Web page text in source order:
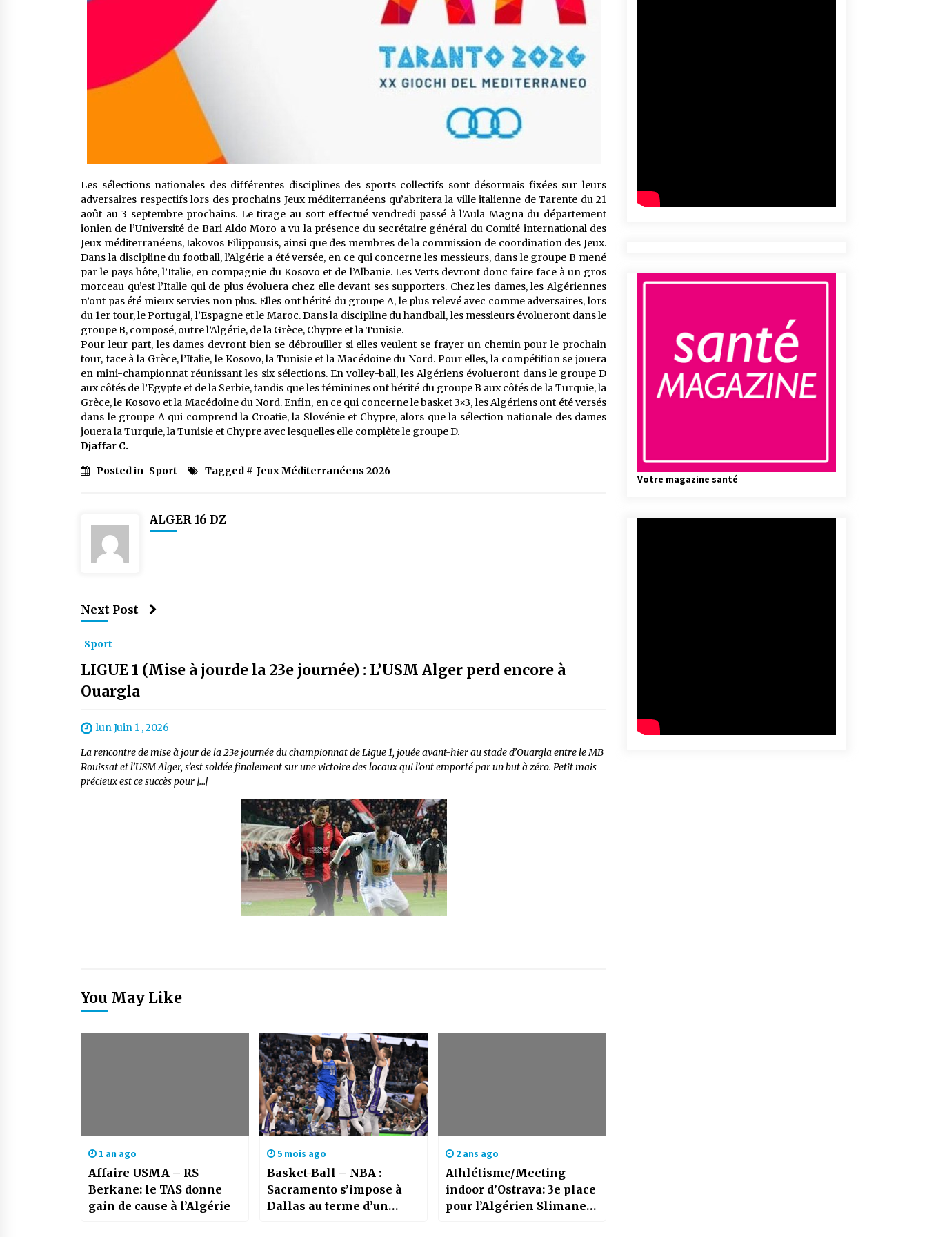
Les sélections nationales des différentes disciplines des sports collectifs sont désormais fixées sur leurs
adversaires respectifs lors des prochains Jeux méditerranéens qu’abritera la ville italienne de Tarente du 21
août au 3 septembre prochains. Le tirage au sort effectué vendredi passé à l’Aula Magna du département
ionien de l’Université de Bari Aldo Moro a vu la présence du secrétaire général du Comité international des
Jeux méditerranéens, Iakovos Filippousis, ainsi que des membres de la commission de coordination des Jeux.
Dans la discipline du football, l’Algérie a été versée, en ce qui concerne les messieurs, dans le groupe B mené
par le pays hôte, l’Italie, en compagnie du Kosovo et de l’Albanie. Les Verts devront donc faire face à un gros
morceau qu’est l’Italie qui de plus évoluera chez elle devant ses supporters. Chez les dames, les Algériennes
n’ont pas été mieux servies non plus. Elles ont hérité du groupe A, le plus relevé avec comme adversaires, lors
du 1er tour, le Portugal, l’Espagne et le Maroc. Dans la discipline du handball, les messieurs évolueront dans le
groupe B, composé, outre l’Algérie, de la Grèce, Chypre et la Tunisie.
Pour leur part, les dames devront bien se débrouiller si elles veulent se frayer un chemin pour le prochain
tour, face à la Grèce, l’Italie, le Kosovo, la Tunisie et la Macédoine du Nord. Pour elles, la compétition se jouera
en mini-championnat réunissant les six sélections. En volley-ball, les Algériens évolueront dans le groupe D
aux côtés de l’Egypte et de la Serbie, tandis que les féminines ont hérité du groupe B aux côtés de la Turquie, la
Grèce, le Kosovo et la Macédoine du Nord. Enfin, en ce qui concerne le basket 3×3, les Algériens ont été versés
dans le groupe A qui comprend la Croatie, la Slovénie et Chypre, alors que la sélection nationale des dames
jouera la Turquie, la Tunisie et Chypre avec lesquelles elle complète le groupe D.
Djaffar C.
Posted in Sport Tagged # Jeux Méditerranéens 2026
ALGER 16 DZ
Next Post
Sport
LIGUE 1 (Mise à jourde la 23e journée) : L’USM Alger perd encore à
Ouargla
lun Juin 1 , 2026
La rencontre de mise à jour de la 23e journée du championnat de Ligue 1, jouée avant-hier au stade d’Ouargla entre le MB
Rouissat et l’USM Alger, s’est soldée finalement sur une victoire des locaux qui l’ont emporté par un but à zéro. Petit mais
précieux est ce succès pour […]
You May Like
1 an ago
Affaire USMA – RS
Berkane: le TAS donne
gain de cause à l’Algérie
5 mois ago
Basket-Ball – NBA :
Sacramento s’impose à
Dallas au terme d’un
2 ans ago
Athlétisme/Meeting
indoor d’Ostrava: 3e place
pour l’Algérien Slimane
Votre magazine santé